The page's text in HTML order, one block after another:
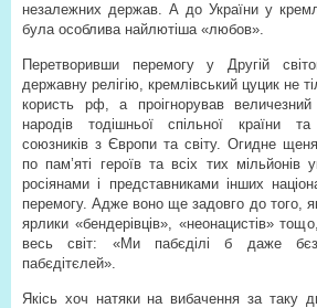
незалежних держав. А до України у
була особлива найлютіша «любов».
Перетворивши перемогу у Другій
державну релігію, кремлівський цуцик не
користь рф, а проігнорував
народів тодішньої спільної країни
союзників з Європи та світу. Огидне
по пам’яті героїв та всіх тих мільйонів
росіянами і представниками інших
перемогу. Адже воно ще задовго до того,
ярлики «бендерівців», «неонацистів»
весь світ: «Ми пабєділі б даже
пабєдітєлей».
Якісь хоч натяки на вибачення за таку